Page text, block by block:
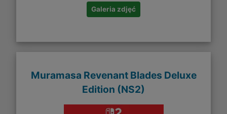
Galeria zdjęć
Muramasa Revenant Blades Deluxe
Edition (NS2)